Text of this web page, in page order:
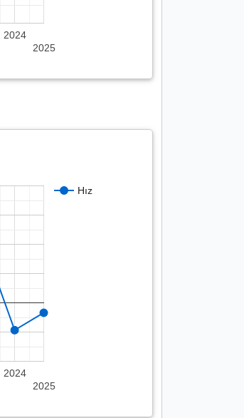
2024
2025
Hız
2024
2025